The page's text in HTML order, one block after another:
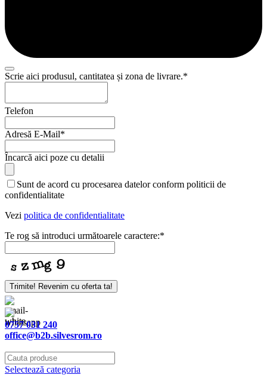
Email
Scrie aici produsul, cantitatea și zona de livrare.*
Telefon
Adresă E-Mail*
Încarcă aici poze cu detalii
Sunt de acord cu procesarea datelor conform politicii de
confidentialitate
Vezi politica de confidentialitate
Te rog să introduci următoarele caractere:*
Trimite! Revenim cu oferta ta!
0757 031 240
office@b2b.silvesrom.ro
Selectează categoria